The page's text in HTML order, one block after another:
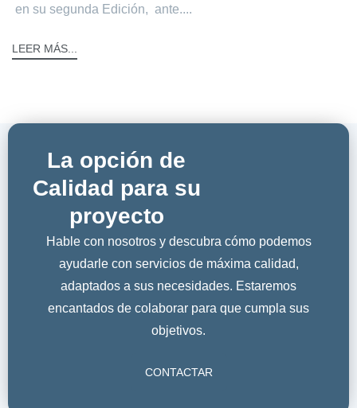
en su segunda Edición, ante....
LEER MÁS...
La opción de
Calidad para su
proyecto
Hable con nosotros y descubra cómo podemos
ayudarle con servicios de máxima calidad,
adaptados a sus necesidades. Estaremos
encantados de colaborar para que cumpla sus
objetivos.
CONTACTAR